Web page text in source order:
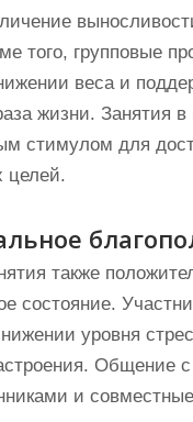
того, групповые
веса и
жизни. Занятия
стимулом для
целей.
также
состояние.
уровня
Общение с
и